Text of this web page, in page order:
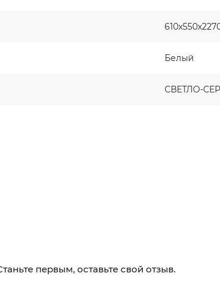
Белый
СВЕТЛО-
первым, оставьте свой отзыв.